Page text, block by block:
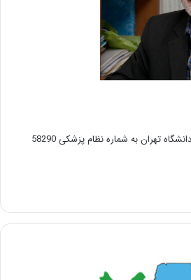
تهران به شماره نظام پزشکی 58290